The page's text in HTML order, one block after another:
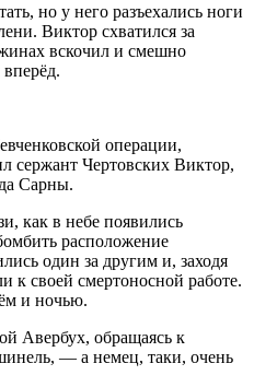
но у него разъехались ноги
Виктор схватился за
вскочил и смешно
операции,
сержант Чертовских Виктор,
Сарны.
как в небе появились
расположение
один за другим и, заходя
к своей смертоносной работе.
и ночью.
Авербух, обращаясь к
— а немец, таки, очень